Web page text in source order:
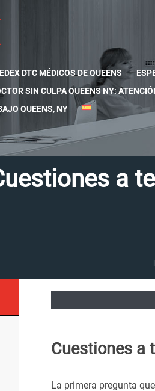
DTC MÉDICOS DE QUEENS
SIN CULPA QUEENS NY:
QUEENS, NY
a
Cuestiones a
La primera pregunta